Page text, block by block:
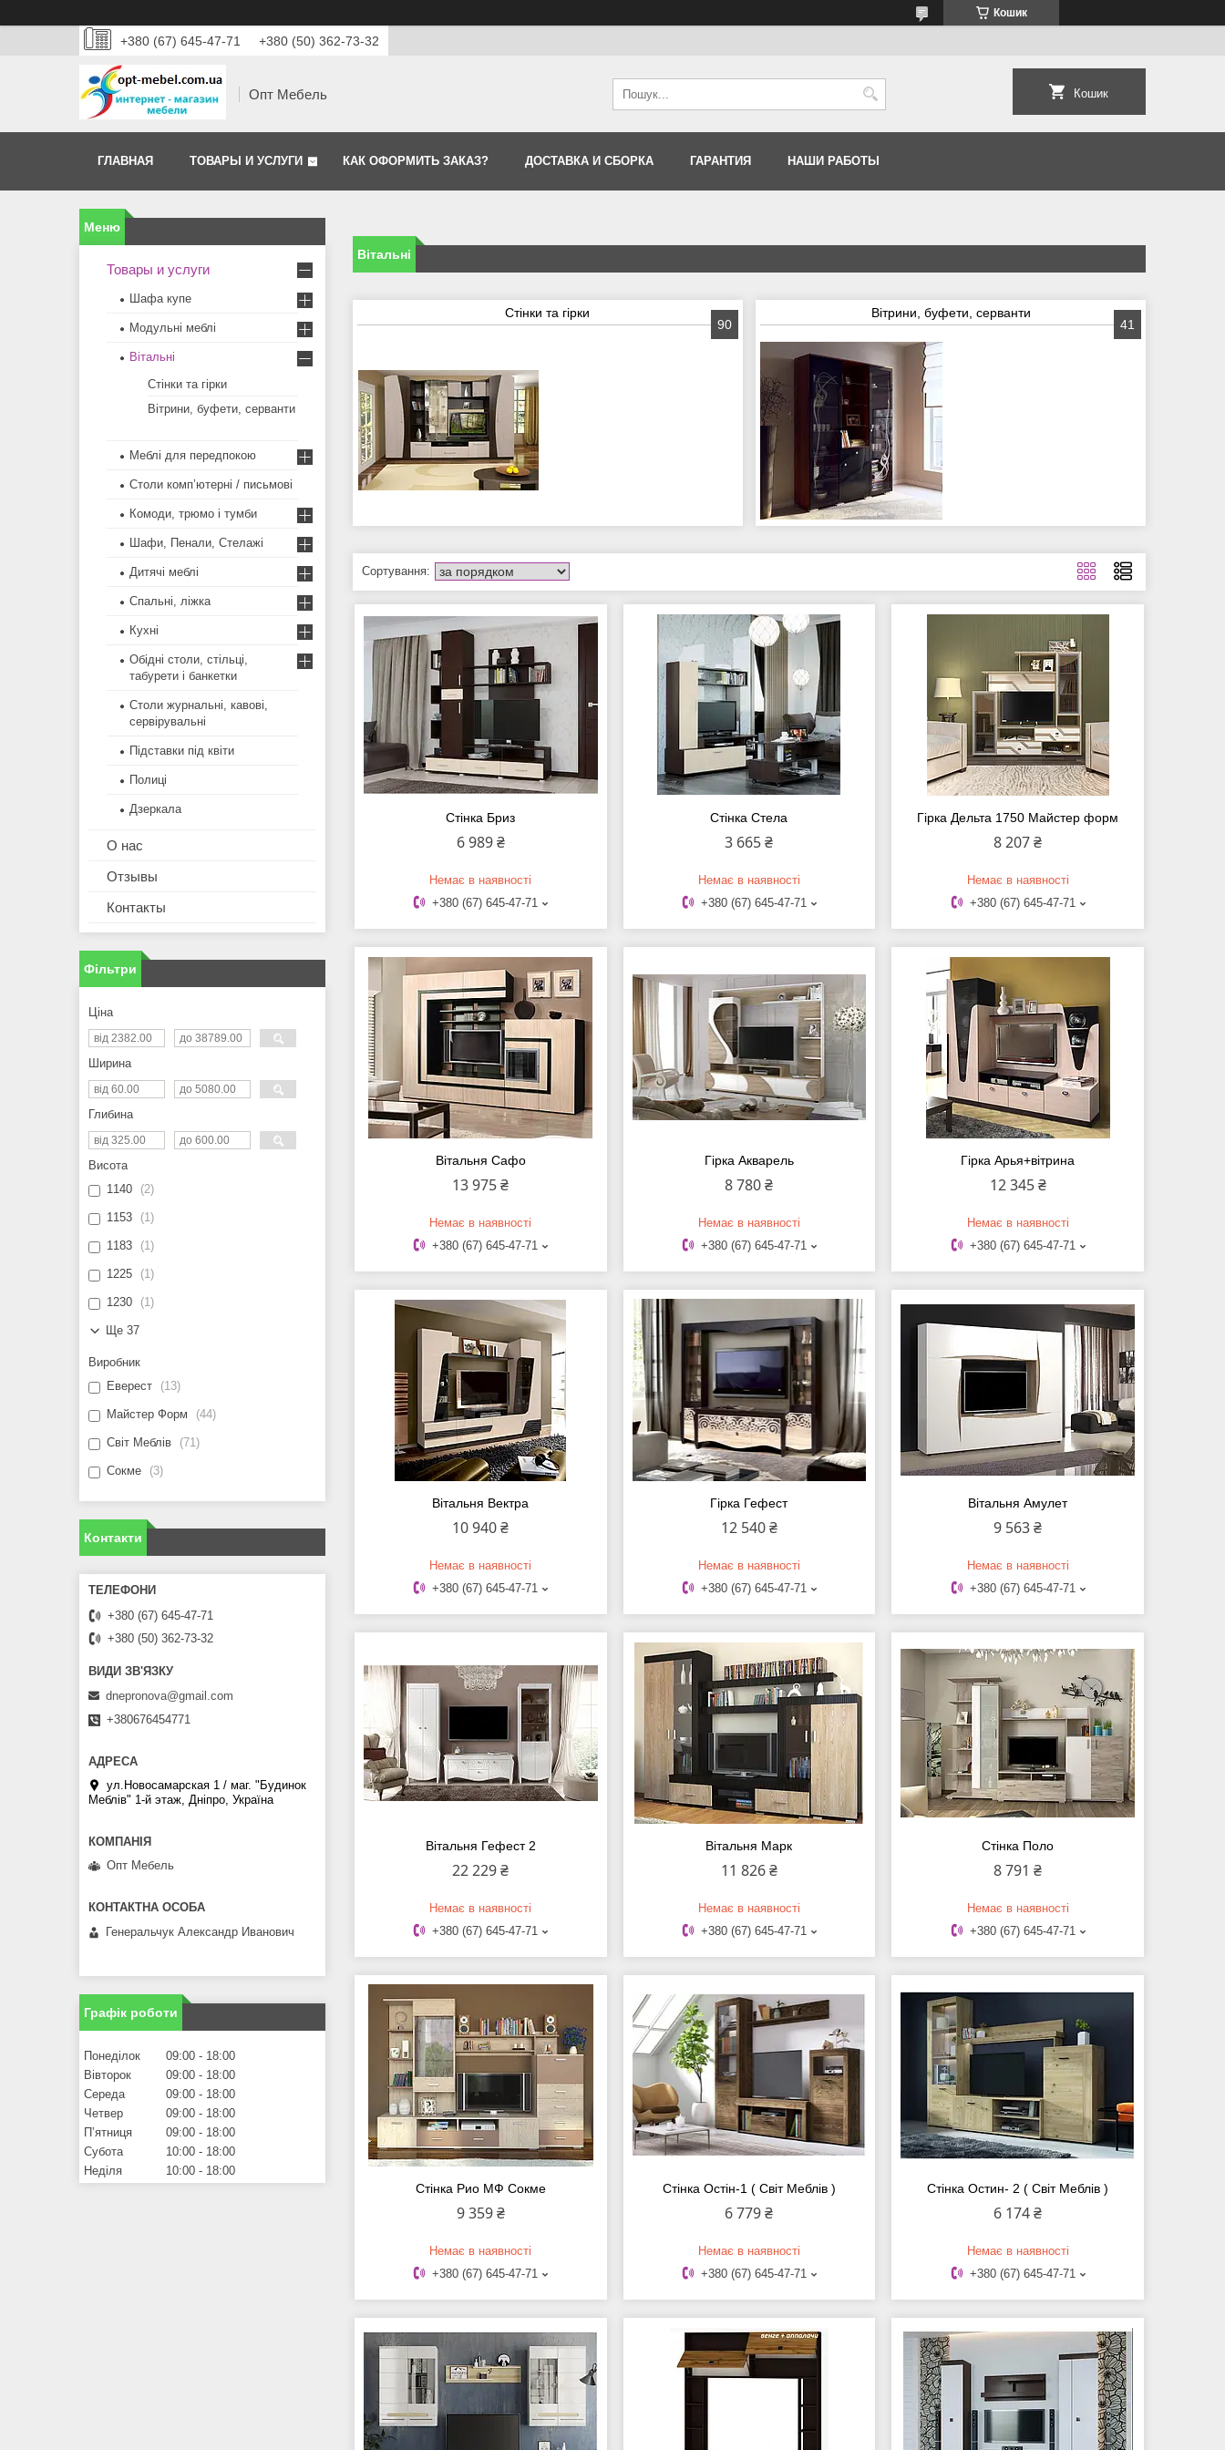
Кошик
+380 (67) 645-47-71 +380 (50) 362-73-32
Опт Мебель Кошик
ГЛАВНАЯ ТОВАРЫ И УСЛУГИ КАК ОФОРМИТЬ ЗАКАЗ? ДОСТАВКА И СБОРКА ГАРАНТИЯ НАШИ РАБОТЫ
Вітальні
Стінки та гiрки
90
Вітрини, буфети, серванти
41
Стінка Бриз
6 989 ₴
Немає в наявності
+380 (67) 645-47-71
Стінка Стела
3 665 ₴
Немає в наявності
+380 (67) 645-47-71
Гірка Дельта 1750 Майстер форм
8 207 ₴
Немає в наявності
+380 (67) 645-47-71
Вітальня Сафо
13 975 ₴
Немає в наявності
+380 (67) 645-47-71
Гірка Акварель
8 780 ₴
Немає в наявності
+380 (67) 645-47-71
Гірка Арья+вітрина
12 345 ₴
Немає в наявності
+380 (67) 645-47-71
Вітальня Вектра
10 940 ₴
Немає в наявності
+380 (67) 645-47-71
Гірка Гефест
12 540 ₴
Немає в наявності
+380 (67) 645-47-71
Вітальня Амулет
9 563 ₴
Немає в наявності
+380 (67) 645-47-71
Вітальня Гефест 2
22 229 ₴
Немає в наявності
+380 (67) 645-47-71
Вітальня Марк
11 826 ₴
Немає в наявності
+380 (67) 645-47-71
Стінка Поло
8 791 ₴
Немає в наявності
+380 (67) 645-47-71
Стінка Рио МФ Сокме
9 359 ₴
Немає в наявності
+380 (67) 645-47-71
Стінка Остін-1 ( Світ Меблів )
6 779 ₴
Немає в наявності
+380 (67) 645-47-71
Стінка Остин- 2 ( Світ Меблів )
6 174 ₴
Немає в наявності
+380 (67) 645-47-71
Товары и услуги
Шафа купе
Модульні меблі
Вітальні
Стінки та гiрки
Вітрини, буфети, серванти
Меблi для передпокою
Столи комп’ютерні / письмові
Комоди, трюмо і тумби
Шафи, Пенали, Стелажі
Дитячі меблі
Спальні, ліжка
Кухні
Обідні столи, стільці,
табурети і банкетки
Столи журнальні, кавові,
сервірувальні
Підставки під квіти
Полиці
Дзеркала
О нас
Отзывы
Контакты
Фільтри
Ціна
Ширина
Глибина
Висота
1140
2
1153 1
1183 1
1225 1
1230 1
Ще 37
Виробник
Еверест
13
Майстер Форм 44
Світ Меблів 71
Сокме 3
Контакти
+380 (67) 645-47-71
+380 (50) 362-73-32
dnepronova@gmail.com
+380676454771
ул.Новосамарская 1 / маг. "Будинок
Меблiв" 1-й этаж, Дніпро, Україна
Опт Мебель
Генеральчук Александр Иванович
Графік роботи
Понеділок 09:00
18:00
Вівторок
09:00
18:00
Середа
09:00
18:00
Четвер
09:00
18:00
Пʼятниця
09:00
18:00
Субота
10:00
18:00
Неділя
10:00 18:00